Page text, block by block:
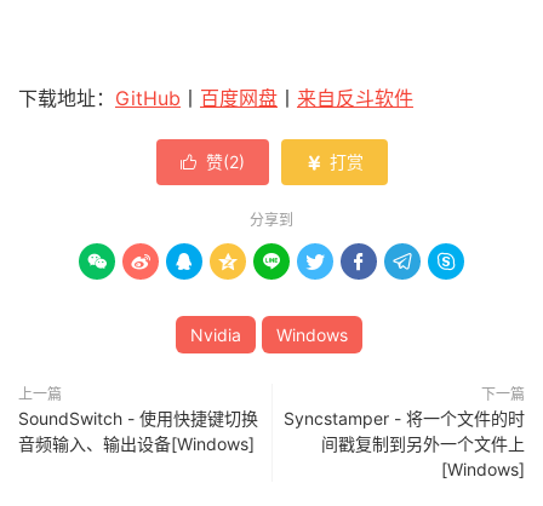
下载地址： GitHub 丨 百度网盘 丨 来自反斗软件
 赞(2)  打赏
分享到
        
Nvidia Windows
上一篇
SoundSwitch - 使用快捷键切换
音频输入、输出设备[Windows]
下一篇
Syncstamper - 将一个文件的时
间戳复制到另外一个文件上
[Windows]